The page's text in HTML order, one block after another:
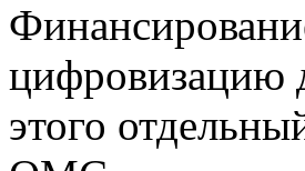
цифровизацию
этого